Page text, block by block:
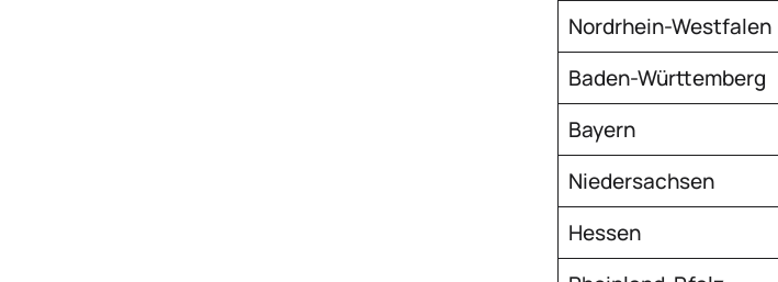
Nordrhein-Westfalen
Baden-Württemberg
Bayern
Niedersachsen
Hessen